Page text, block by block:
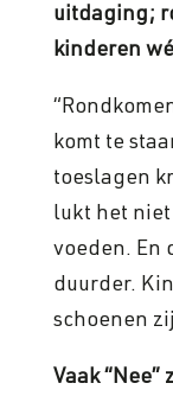
uitdaging;
kinderen
komt te
toeslagen
lukt het niet
voeden. En
duurder.
schoenen
Vaak “Nee”